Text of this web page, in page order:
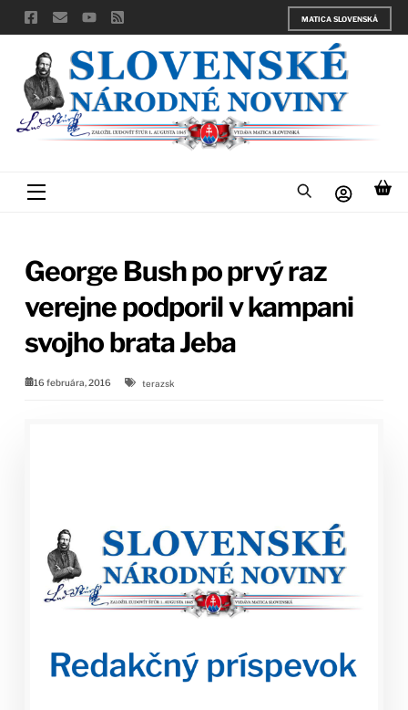
Skip
to
content
MATICA SLOVENSKÁ
Menu
George Bush po prvý raz
verejne podporil v kampani
svojho brata Jeba
16 februára, 2016 terazsk